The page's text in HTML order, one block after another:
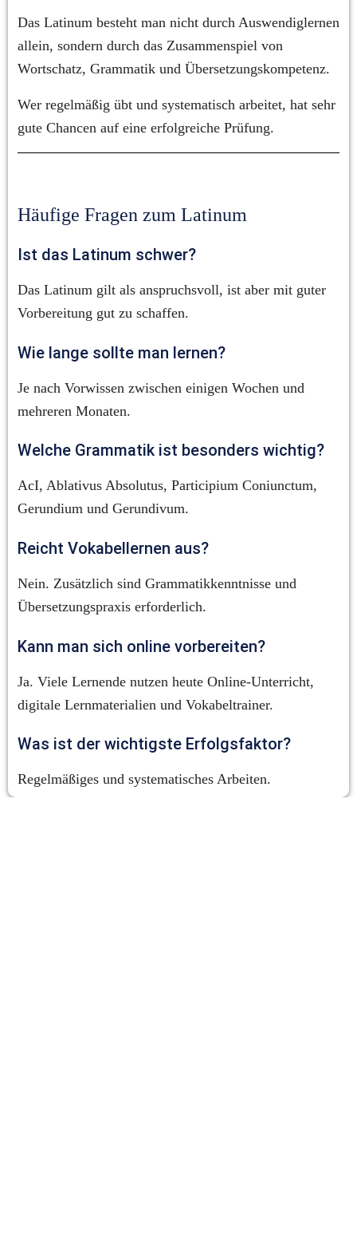
Das Latinum besteht man nicht durch Auswendiglernen
allein, sondern durch das Zusammenspiel von
Wortschatz, Grammatik und Übersetzungskompetenz.
Wer regelmäßig übt und systematisch arbeitet, hat sehr
gute Chancen auf eine erfolgreiche Prüfung.
Häufige Fragen zum Latinum
Ist das Latinum schwer?
Das Latinum gilt als anspruchsvoll, ist aber mit guter
Vorbereitung gut zu schaffen.
Wie lange sollte man lernen?
Je nach Vorwissen zwischen einigen Wochen und
mehreren Monaten.
Welche Grammatik ist besonders wichtig?
AcI, Ablativus Absolutus, Participium Coniunctum,
Gerundium und Gerundivum.
Reicht Vokabellernen aus?
Nein. Zusätzlich sind Grammatikkenntnisse und
Übersetzungspraxis erforderlich.
Kann man sich online vorbereiten?
Ja. Viele Lernende nutzen heute Online-Unterricht,
digitale Lernmaterialien und Vokabeltrainer.
Was ist der wichtigste Erfolgsfaktor?
Regelmäßiges und systematisches Arbeiten.